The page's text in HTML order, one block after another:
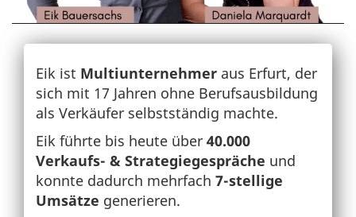
Eik ist Multiunternehmer aus Erfurt, der
sich mit 17 Jahren ohne Berufsausbildung
als Verkäufer selbstständig machte.
Eik führte bis heute über 40.000
Verkaufs- & Strategiegespräche und
konnte dadurch mehrfach 7-stellige
Umsätze generieren.